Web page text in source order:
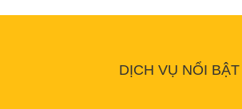
DỊCH VỤ NỔI BẬT